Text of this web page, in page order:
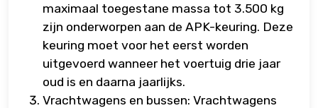
maximaal toegestane massa tot 3.500 kg
zijn onderworpen aan de APK-keuring. Deze
keuring moet voor het eerst worden
uitgevoerd wanneer het voertuig drie jaar
oud is en daarna jaarlijks.
Vrachtwagens en bussen: Vrachtwagens